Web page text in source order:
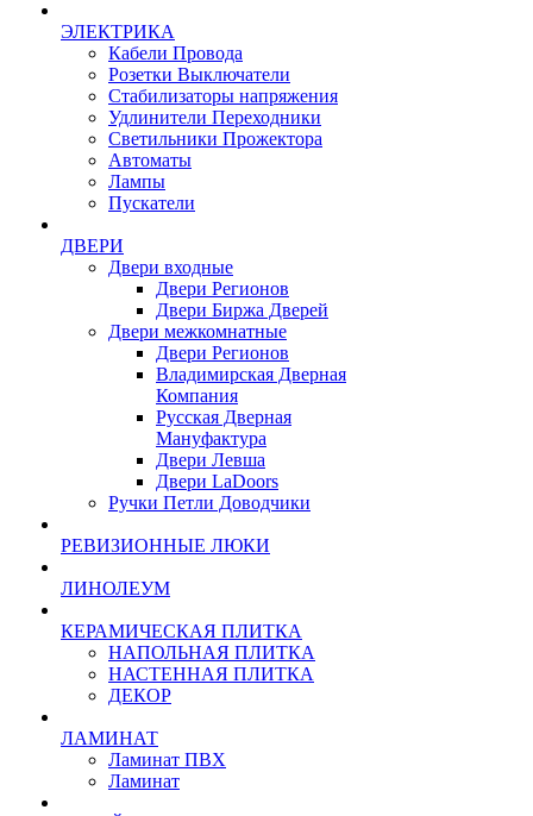
ЭЛЕКТРИКА
Кабели Провода
Розетки Выключатели
Стабилизаторы напряжения
Удлинители Переходники
Светильники Прожектора
Автоматы
Лампы
Пускатели
ДВЕРИ
Двери входные
Двери Регионов
Двери Биржа Дверей
Двери межкомнатные
Двери Регионов
Владимирская Дверная
Компания
Русская Дверная
Мануфактура
Двери Левша
Двери LaDoors
Ручки Петли Доводчики
РЕВИЗИОННЫЕ ЛЮКИ
ЛИНОЛЕУМ
КЕРАМИЧЕСКАЯ ПЛИТКА
НАПОЛЬНАЯ ПЛИТКА
НАСТЕННАЯ ПЛИТКА
ДЕКОР
ЛАМИНАТ
Ламинат ПВХ
Ламинат